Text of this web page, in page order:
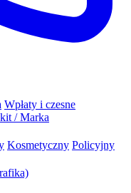
Wpłaty i czesne
/ Marka
Kosmetyczny Policyjny